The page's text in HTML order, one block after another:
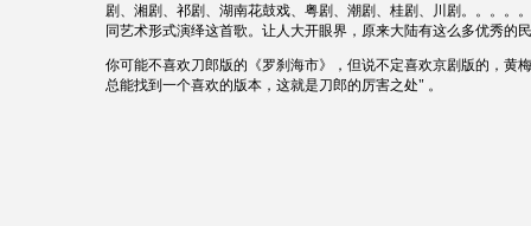
剧、湘剧、祁剧、湖南花鼓戏、粤剧、潮剧、桂剧、川剧。。。。
同艺术形式演绎这首歌。让人大开眼界，原来大陆有这么多优秀的
你可能不喜欢刀郎版的《罗刹海市》，但说不定喜欢京剧版的，黄
总能找到一个喜欢的版本，这就是刀郎的厉害之处" 。